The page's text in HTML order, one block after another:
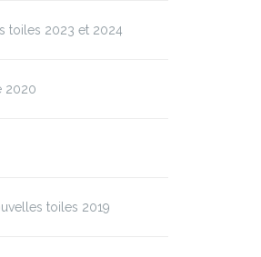
toiles 2023 et 2024
2020
toiles 2019